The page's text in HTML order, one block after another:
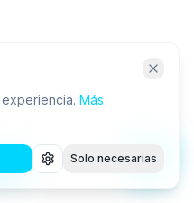
Más
Solo necesarias